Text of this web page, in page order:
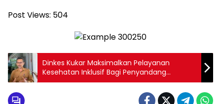
Post Views: 504
Dinkes Kukar Maksimalkan Pelayanan
Kesehatan Inklusif Bagi Penyandang
Disabilitas